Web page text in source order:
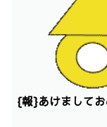
{報}あけましてお